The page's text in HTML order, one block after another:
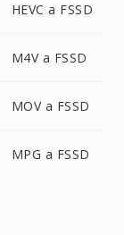
HEVC a FSSD
M4V a FSSD
MOV a FSSD
MPG a FSSD